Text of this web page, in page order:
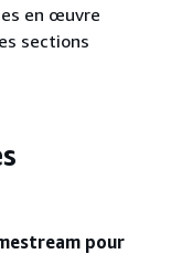
en œuvre
sections
pour